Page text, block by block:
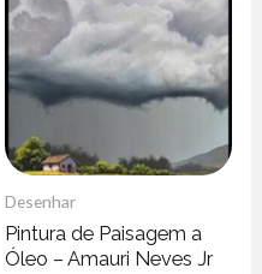
Desenhar
Pintura de Paisagem a
Óleo – Amauri Neves Jr